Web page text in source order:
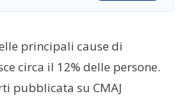
principali cause di
circa il 12% delle persone.
pubblicata su CMAJ